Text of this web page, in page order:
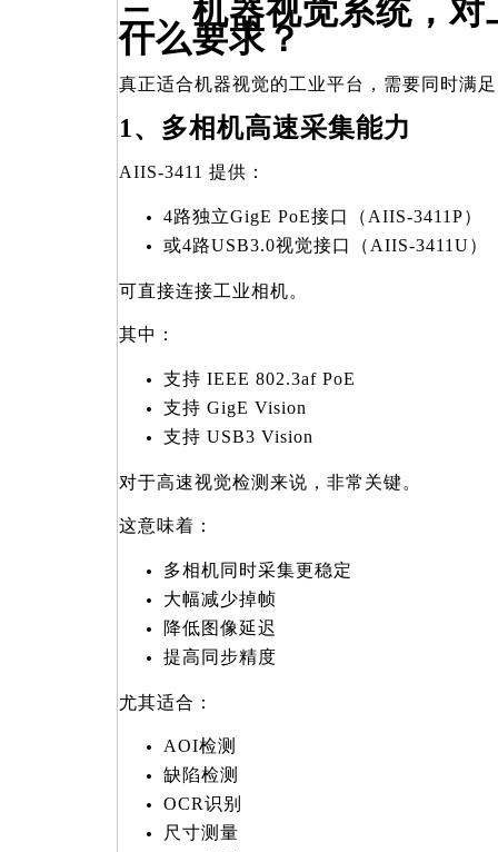
三、机器视觉系统，
什么要求？
真正适合机器视觉的工业平台，需要同时满
1、多相机高速采集能力
AIIS-3411 提供：
4路独立GigE PoE接口（AIIS-3411P）
或4路USB3.0视觉接口（AIIS-3411U）
可直接连接工业相机。
其中：
支持 IEEE 802.3af PoE
支持 GigE Vision
支持 USB3 Vision
对于高速视觉检测来说，非常关键。
这意味着：
多相机同时采集更稳定
大幅减少掉帧
降低图像延迟
提高同步精度
尤其适合：
AOI检测
缺陷检测
OCR识别
尺寸测量